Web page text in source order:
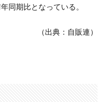
同期比となっている。
（出典：自販連）